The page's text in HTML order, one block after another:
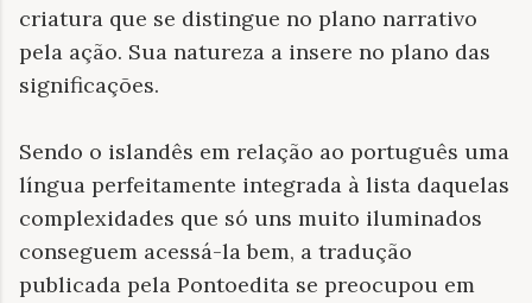
criatura que se distingue no plano narrativo
pela ação. Sua natureza a insere no plano das
significações.
Sendo o islandês em relação ao português uma
língua perfeitamente integrada à lista daquelas
complexidades que só uns muito iluminados
conseguem acessá-la bem, a tradução
publicada pela Pontoedita se preocupou em